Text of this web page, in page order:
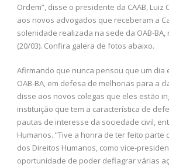
Ordem”, disse o presidente da CAAB, Luiz
aos novos advogados que receberam a
solenidade realizada na sede da OAB-
(20/03). Confira galera de fotos abaixo.
Afirmando que nunca pensou que um dia
OAB-BA, em defesa de melhorias para a
disse aos novos colegas que eles estão
instituição que tem a característica de
pautas de interesse da sociedade civil,
Humanos. “Tive a honra de ter feito parte
dos Direitos Humanos, como vice-
oportunidade de poder deflagrar várias